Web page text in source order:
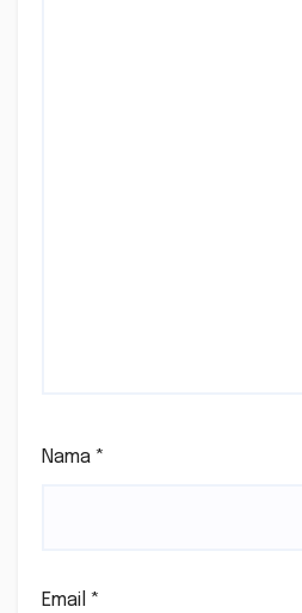
Nama *
Email *